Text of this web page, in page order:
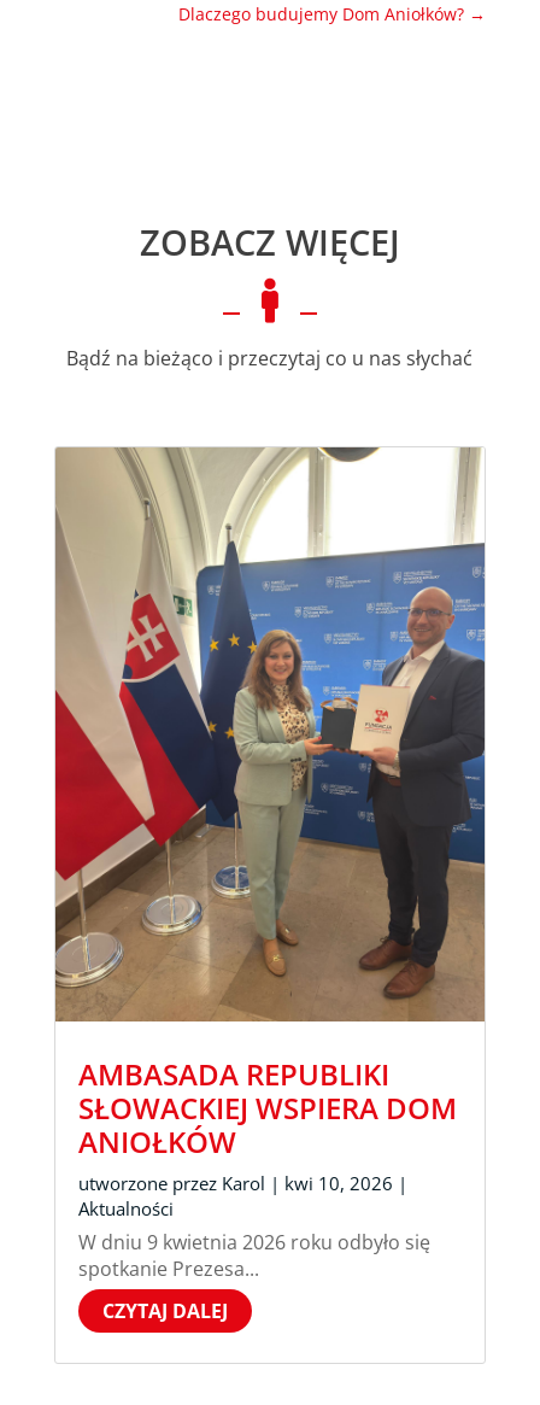
Dlaczego budujemy Dom Aniołków? →
ZOBACZ WIĘCEJ

Bądź na bieżąco i przeczytaj co u nas słychać
AMBASADA REPUBLIKI
SŁOWACKIEJ WSPIERA DOM
ANIOŁKÓW
utworzone przez Karol | kwi 10, 2026 |
Aktualności
W dniu 9 kwietnia 2026 roku odbyło się
spotkanie Prezesa...
CZYTAJ DALEJ